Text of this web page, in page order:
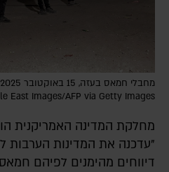
East Images/AFP via Getty Images
מחלקת המדינה האמריקנית הודיעה הלילה כי היא
"עדכנה את המדינות
דיווחים מהימנים לפיהם